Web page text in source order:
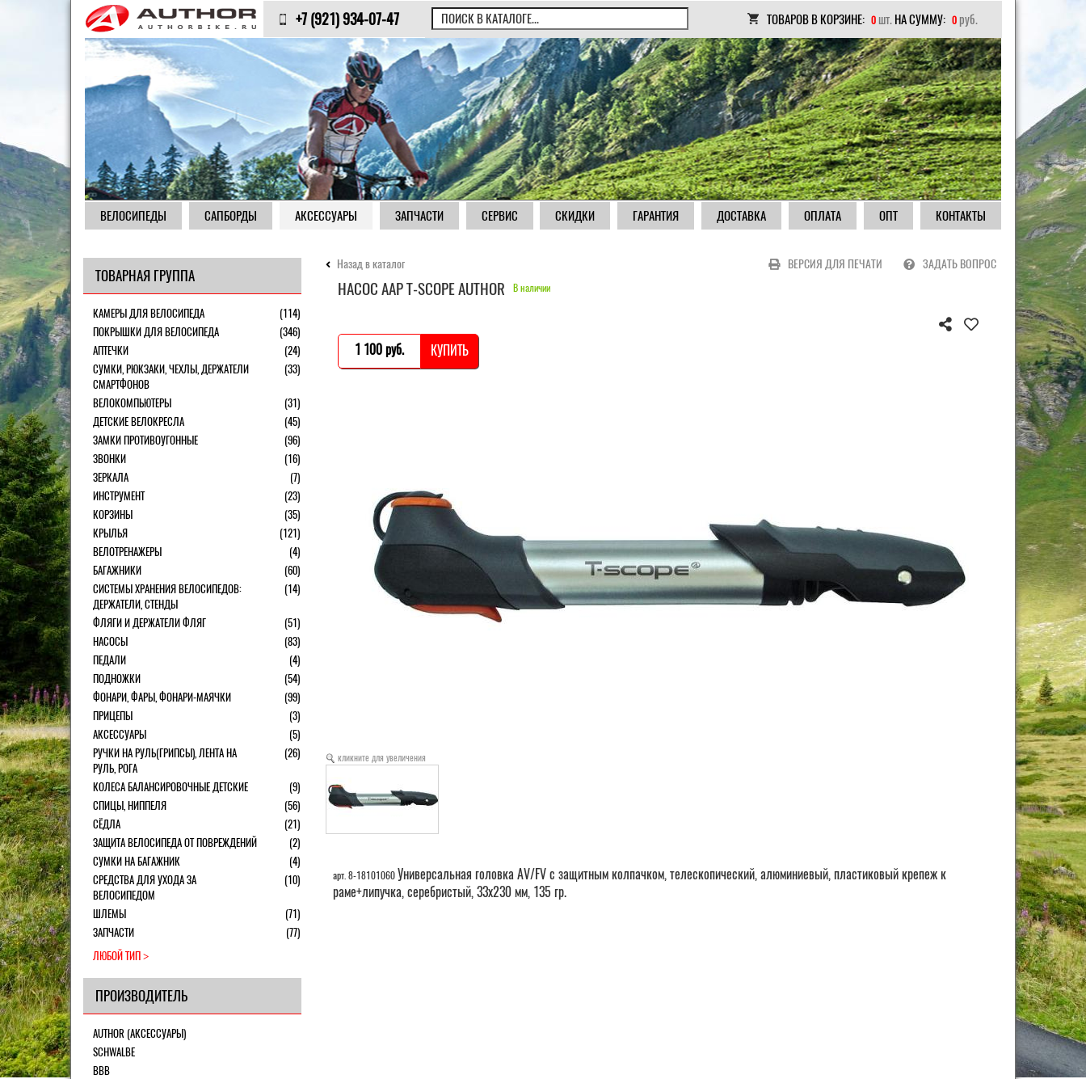
+7 (921) 934-07-47 ТОВАРОВ В КОРЗИНЕ: 0 шт. НА СУММУ: 0 руб.
ВЕЛОСИПЕДЫ САПБОРДЫ АКСЕССУАРЫ ЗАПЧАСТИ СЕРВИС СКИДКИ ГАРАНТИЯ ДОСТАВКА ОПЛАТА ОПТ КОНТАКТЫ
Назад в каталог ВЕРСИЯ ДЛЯ ПЕЧАТИ ЗАДАТЬ ВОПРОС
НАСОС AAP T-SCOPE AUTHOR В наличии
1 100 pуб. КУПИТЬ
кликните для увеличения
арт. 8-18101060Универсальная головка AV/FV с защитным колпачком, телескопический, алюминиевый, пластиковый крепеж к
раме+липучка, серебристый, 33х230 мм, 135 гр.
ТОВАРНАЯ ГРУППА
КАМЕРЫ ДЛЯ ВЕЛОСИПЕДА
(114)
ПОКРЫШКИ ДЛЯ ВЕЛОСИПЕДА
(346)
АПТЕЧКИ
(24)
СУМКИ, РЮКЗАКИ, ЧЕХЛЫ, ДЕРЖАТЕЛИ
СМАРТФОНОВ
(33)
ВЕЛОКОМПЬЮТЕРЫ
(31)
ДЕТСКИЕ ВЕЛОКРЕСЛА
(45)
ЗАМКИ ПРОТИВОУГОННЫЕ
(96)
ЗВОНКИ
(16)
ЗЕРКАЛА
(7)
ИНСТРУМЕНТ
(23)
КОРЗИНЫ
(35)
КРЫЛЬЯ
(121)
ВЕЛОТРЕНАЖЕРЫ
(4)
БАГАЖНИКИ
(60)
СИСТЕМЫ ХРАНЕНИЯ ВЕЛОСИПЕДОВ:
ДЕРЖАТЕЛИ, СТЕНДЫ
(14)
ФЛЯГИ И ДЕРЖАТЕЛИ ФЛЯГ
(51)
НАСОСЫ
(83)
ПЕДАЛИ
(4)
ПОДНОЖКИ
(54)
ФОНАРИ, ФАРЫ, ФОНАРИ-МАЯЧКИ
(99)
ПРИЦЕПЫ
(3)
АКСЕССУАРЫ
(5)
РУЧКИ НА РУЛЬ(ГРИПСЫ), ЛЕНТА НА
РУЛЬ, РОГА
(26)
КОЛЕСА БАЛАНСИРОВОЧНЫЕ ДЕТСКИЕ
(9)
СПИЦЫ, НИППЕЛЯ
(56)
СЁДЛА
(21)
ЗАЩИТА ВЕЛОСИПЕДА ОТ ПОВРЕЖДЕНИЙ
(2)
СУМКИ НА БАГАЖНИК
(4)
СРЕДСТВА ДЛЯ УХОДА ЗА
ВЕЛОСИПЕДОМ
(10)
ШЛЕМЫ
(71)
ЗАПЧАСТИ
(77)
ЛЮБОЙ ТИП
ПРОИЗВОДИТЕЛЬ
AUTHOR (АКСЕССУАРЫ)
SCHWALBE
BBB